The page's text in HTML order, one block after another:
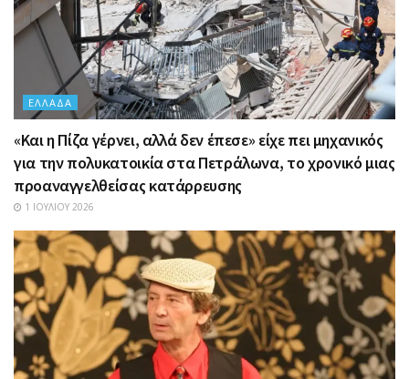
ΕΛΛΆΔΑ
«Και η Πίζα γέρνει, αλλά δεν έπεσε» είχε πει μηχανικός
για την πολυκατοικία στα Πετράλωνα, το χρονικό μιας
προαναγγελθείσας κατάρρευσης
1 ΙΟΥΛΊΟΥ 2026